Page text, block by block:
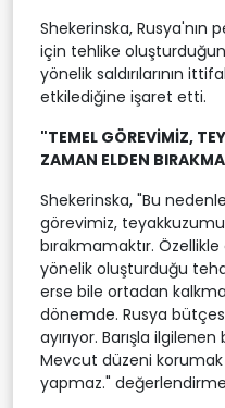
Shekerinska, Rusya'nın
için tehlike
yönelik saldırılarının
etkilediğine işaret etti.
"TEMEL GÖREVİMİZ,
ZAMAN ELDEN
Shekerinska, "Bu
görevimiz,
bırakmamaktır.
yönelik oluşturduğu
erse bile ortadan
dönemde. Rusya
ayırıyor. Barışla
Mevcut düzeni
yapmaz."